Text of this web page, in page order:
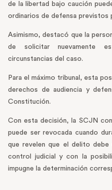
de la libertad bajo caución
ordinarios de defensa previstos
Asimismo, destacó que la
de solicitar nuevamente
circunstancias del caso.
Para el máximo tribunal, esta
derechos de audiencia y
Constitución.
Con esta decisión, la SCJN
puede ser revocada cuando
que revelen que el delito debe
control judicial y con la
impugne la determinación